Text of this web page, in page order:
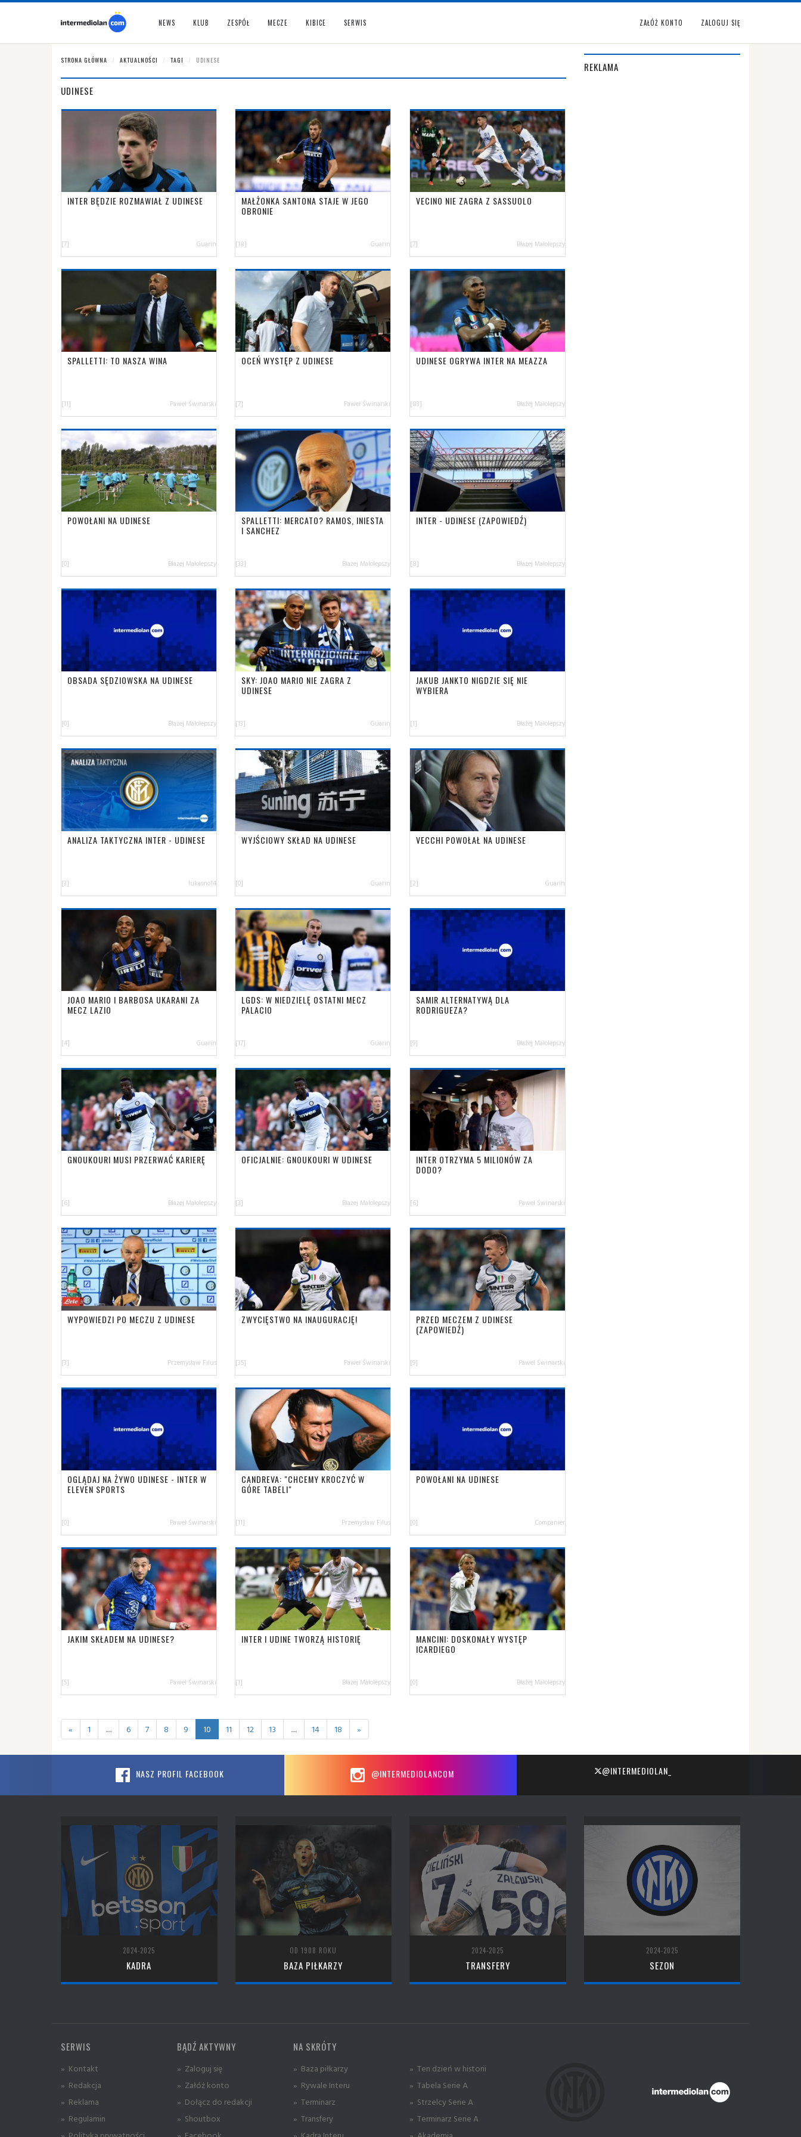
NEWS KLUB ZESPÓŁ MECZE KIBICE SERWIS ZAŁÓŻ KONTO ZALOGUJ SIĘ
STRONA GŁÓWNA AKTUALNOŚCI TAGI UDINESE
UDINESE
INTER BĘDZIE ROZMAWIAŁ Z UDINESE
[7] Guarin
MAŁŻONKA SANTONA STAJE W JEGO
OBRONIE
[18] Guarin
VECINO NIE ZAGRA Z SASSUOLO
[7] Błażej Małolepszy
SPALLETTI: TO NASZA WINA
[11] Paweł Świnarski
OCEŃ WYSTĘP Z UDINESE
[7] Paweł Świnarski
UDINESE OGRYWA INTER NA MEAZZA
[83] Błażej Małolepszy
POWOŁANI NA UDINESE
[0] Błażej Małolepszy
SPALLETTI: MERCATO? RAMOS, INIESTA
I SANCHEZ
[33] Błażej Małolepszy
INTER - UDINESE (ZAPOWIEDŹ)
[8] Błażej Małolepszy
OBSADA SĘDZIOWSKA NA UDINESE
[0] Błażej Małolepszy
SKY: JOAO MARIO NIE ZAGRA Z
UDINESE
[13] Guarin
JAKUB JANKTO NIGDZIE SIĘ NIE
WYBIERA
[1] Błażej Małolepszy
ANALIZA TAKTYCZNA INTER - UDINESE
[3] lukasno14
WYJŚCIOWY SKŁAD NA UDINESE
[0] Guarin
VECCHI POWOŁAŁ NA UDINESE
[2] Guarin
JOAO MARIO I BARBOSA UKARANI ZA
MECZ LAZIO
[4] Guarin
LGDS: W NIEDZIELĘ OSTATNI MECZ
PALACIO
[17] Guarin
SAMIR ALTERNATYWĄ DLA
RODRIGUEZA?
[9] Błażej Małolepszy
GNOUKOURI MUSI PRZERWAĆ KARIERĘ
[6] Błażej Małolepszy
OFICJALNIE: GNOUKOURI W UDINESE
[3] Błażej Małolepszy
INTER OTRZYMA 5 MILIONÓW ZA
DODO?
[6] Paweł Świnarski
WYPOWIEDZI PO MECZU Z UDINESE
[3] Przemysław Filus
ZWYCIĘSTWO NA INAUGURACJĘ!
[35] Paweł Świnarski
PRZED MECZEM Z UDINESE
(ZAPOWIEDŹ)
[9] Paweł Świnarski
OGLĄDAJ NA ŻYWO UDINESE - INTER W
ELEVEN SPORTS
[0] Paweł Świnarski
CANDREVA: "CHCEMY KROCZYĆ W
GÓRE TABELI"
[11] Przemysław Filus
POWOŁANI NA UDINESE
[0] Companier
JAKIM SKŁADEM NA UDINESE?
[5] Paweł Świnarski
INTER I UDINE TWORZĄ HISTORIĘ
[1] Błażej Małolepszy
MANCINI: DOSKONAŁY WYSTĘP
ICARDIEGO
[0] Błażej Małolepszy
« 1 ..... 6 7 8 9 10 11 12 13 ..... 14 18 »
REKLAMA
NASZ PROFIL FACEBOOK @INTERMEDIOLANCOM @INTERMEDIOLAN_
2024-2025
KADRA
OD 1908 ROKU
BAZA PIŁKARZY
2024-2025
TRANSFERY
2024-2025
SEZON
SERWIS
» Kontakt
» Redakcja
» Reklama
» Regulamin
BĄDŹ AKTYWNY
» Zaloguj się
» Załóż konto
» Dołącz do redakcji
» Shoutbox
NA SKRÓTY
» Baza piłkarzy
» Rywale Interu
» Terminarz
» Transfery
» Ten dzień w historii
» Tabela Serie A
» Strzelcy Serie A
» Terminarz Serie A